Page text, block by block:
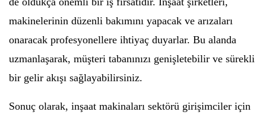
makinelerinin düzenli bakımını yapacak ve arızaları
onaracak profesyonellere ihtiyaç duyarlar. Bu alanda
uzmanlaşarak, müşteri tabanınızı genişletebilir ve sürekli
bir gelir akışı sağlayabilirsiniz.
Sonuç olarak, inşaat makinaları sektörü girişimciler için